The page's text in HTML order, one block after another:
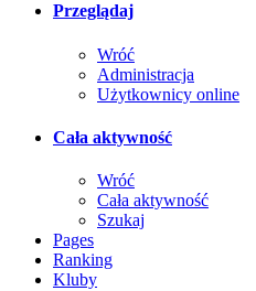
Przeglądaj
Wróć
Administracja
Użytkownicy online
Cała aktywność
Wróć
Cała aktywność
Szukaj
Pages
Ranking
Kluby